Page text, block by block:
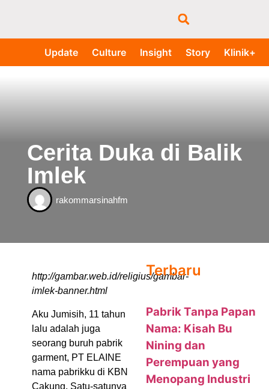
Update Culture Insight Story Klinik+
Cerita Duka di Balik
Imlek
rakommarsinahfm
http://gambar.web.id/religius/gambar-
imlek-banner.html
Aku Jumisih, 11 tahun
lalu adalah juga
seorang buruh pabrik
garment, PT ELAINE
nama pabrikku di KBN
Cakung. Satu-satunya
Terbaru
Pabrik Tanpa Papan
Nama: Kisah Bu
Nining dan
Perempuan yang
Menopang Industri